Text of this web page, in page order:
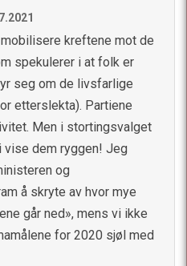
kreftene mot de
spekulerer i at folk er
seg om de livsfarlige
etterslekta). Partiene
Men i stortingsvalget
dem ryggen! Jeg
og
å skryte av hvor mye
går ned», mens vi ikke
for 2020 sjøl med